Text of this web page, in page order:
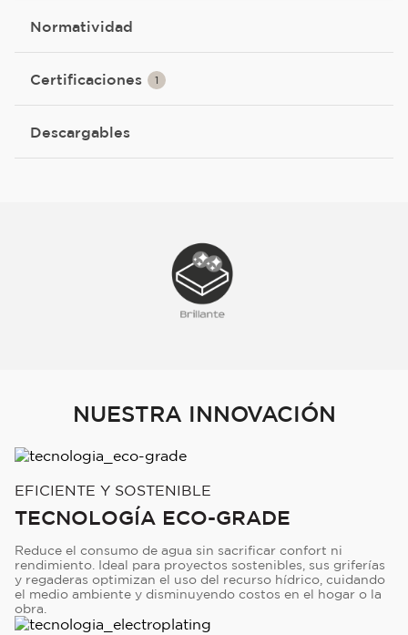
Normatividad
Certificaciones 1
Descargables
NUESTRA INNOVACIÓN
EFICIENTE Y SOSTENIBLE
TECNOLOGÍA ECO-GRADE
Reduce el consumo de agua sin sacrificar confort ni
rendimiento. Ideal para proyectos sostenibles, sus griferías
y regaderas optimizan el uso del recurso hídrico, cuidando
el medio ambiente y disminuyendo costos en el hogar o la
obra.